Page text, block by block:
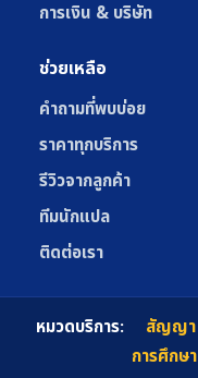
การเงิน & บริษัท
ช่วยเหลือ
คำถามที่พบบ่อย
ราคาทุกบริการ
รีวิวจากลูกค้า
ทีมนักแปล
ติดต่อเรา
หมวดบริการ: สัญญา
การศึกษา